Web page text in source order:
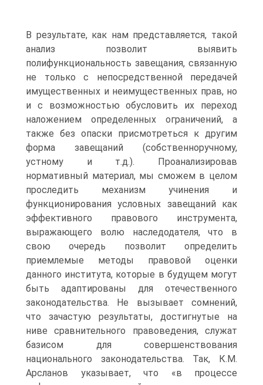
В результате, как нам представляется, такой
анализ позволит выявить
полифункциональность завещания, связанную
не только с непосредственной передачей
имущественных и неимущественных прав, но
и с возможностью обусловить их переход
наложением определенных ограничений, а
также без опаски присмотреться к другим
форма завещаний (собственноручному,
устному и т.д.). Проанализировав
нормативный материал, мы сможем в целом
проследить механизм учинения и
функционирования условных завещаний как
эффективного правового инструмента,
выражающего волю наследодателя, что в
свою очередь позволит определить
приемлемые методы правовой оценки
данного института, которые в будущем могут
быть адаптированы для отечественного
законодательства. Не вызывает сомнений,
что зачастую результаты, достигнутые на
ниве сравнительного правоведения, служат
базисом для совершенствования
национального законодательства. Так, К.М.
Арсланов указывает, что «в процессе